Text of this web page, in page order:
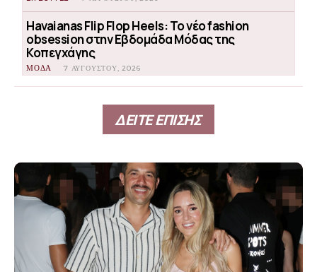
Havaianas Flip Flop Heels: Το νέο fashion
obsession στην Εβδομάδα Μόδας της
Κοπεγχάγης
ΜΟΔΑ 7 ΑΥΓΟΎΣΤΟΥ, 2026
ΔΕΙΤΕ ΕΠΙΣΗΣ